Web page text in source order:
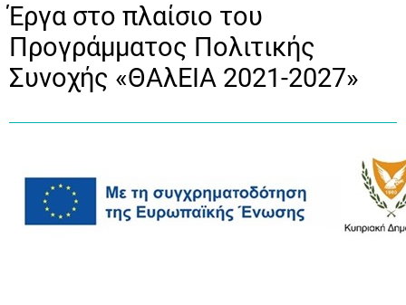
Έργα στο πλαίσιο του
Προγράμματος Πολιτικής
Συνοχής «ΘΑλΕΙΑ 2021-2027»